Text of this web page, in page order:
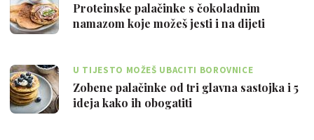
Proteinske palačinke s čokoladnim
namazom koje možeš jesti i na dijeti
U TIJESTO MOŽEŠ UBACITI BOROVNICE
Zobene palačinke od tri glavna sastojka i 5
ideja kako ih obogatiti